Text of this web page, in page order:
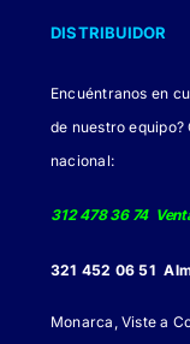
DISTRIBUIDOR
Encuéntranos en
de nuestro
nacional:
312 478 36 74
321 452 06 51
Monarca, Viste a